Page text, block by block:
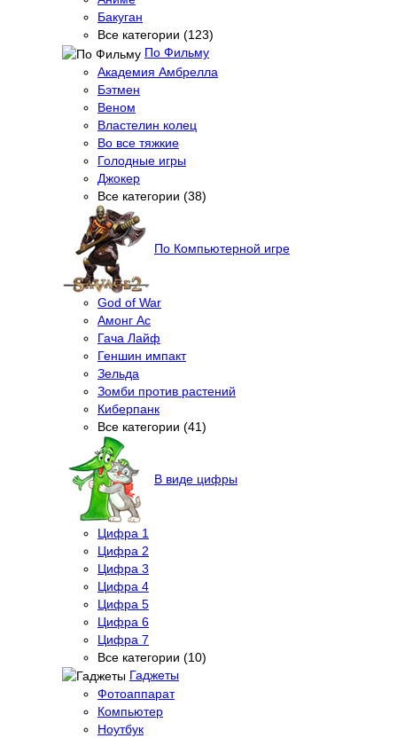
Бакуган
Все категории (123)
По Фильму
Академия Амбрелла
Бэтмен
Веном
Властелин колец
Во все тяжкие
Голодные игры
Джокер
Все категории (38)
По Компьютерной игре
God of War
Амонг Ас
Гача Лайф
Геншин импакт
Зельда
Зомби против растений
Киберпанк
Все категории (41)
В виде цифры
Цифра 1
Цифра 2
Цифра 3
Цифра 4
Цифра 5
Цифра 6
Цифра 7
Все категории (10)
Гаджеты
Фотоаппарат
Компьютер
Ноутбук